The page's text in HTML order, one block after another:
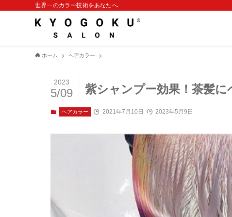
世界一のカラー技術をあなたへ
ホーム ヘアカラー
紫シャンプー効果！茶髪
2023
5/09
ヘアカラー 2021年7月10日 2023年5月9日